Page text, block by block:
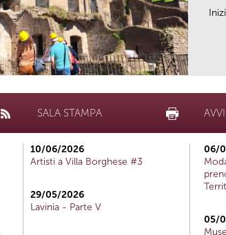
SALA STAMPA
10/06/2026
Artisti a Villa Borghese #3
29/05/2026
Lavinia - Parte V
06/
05/